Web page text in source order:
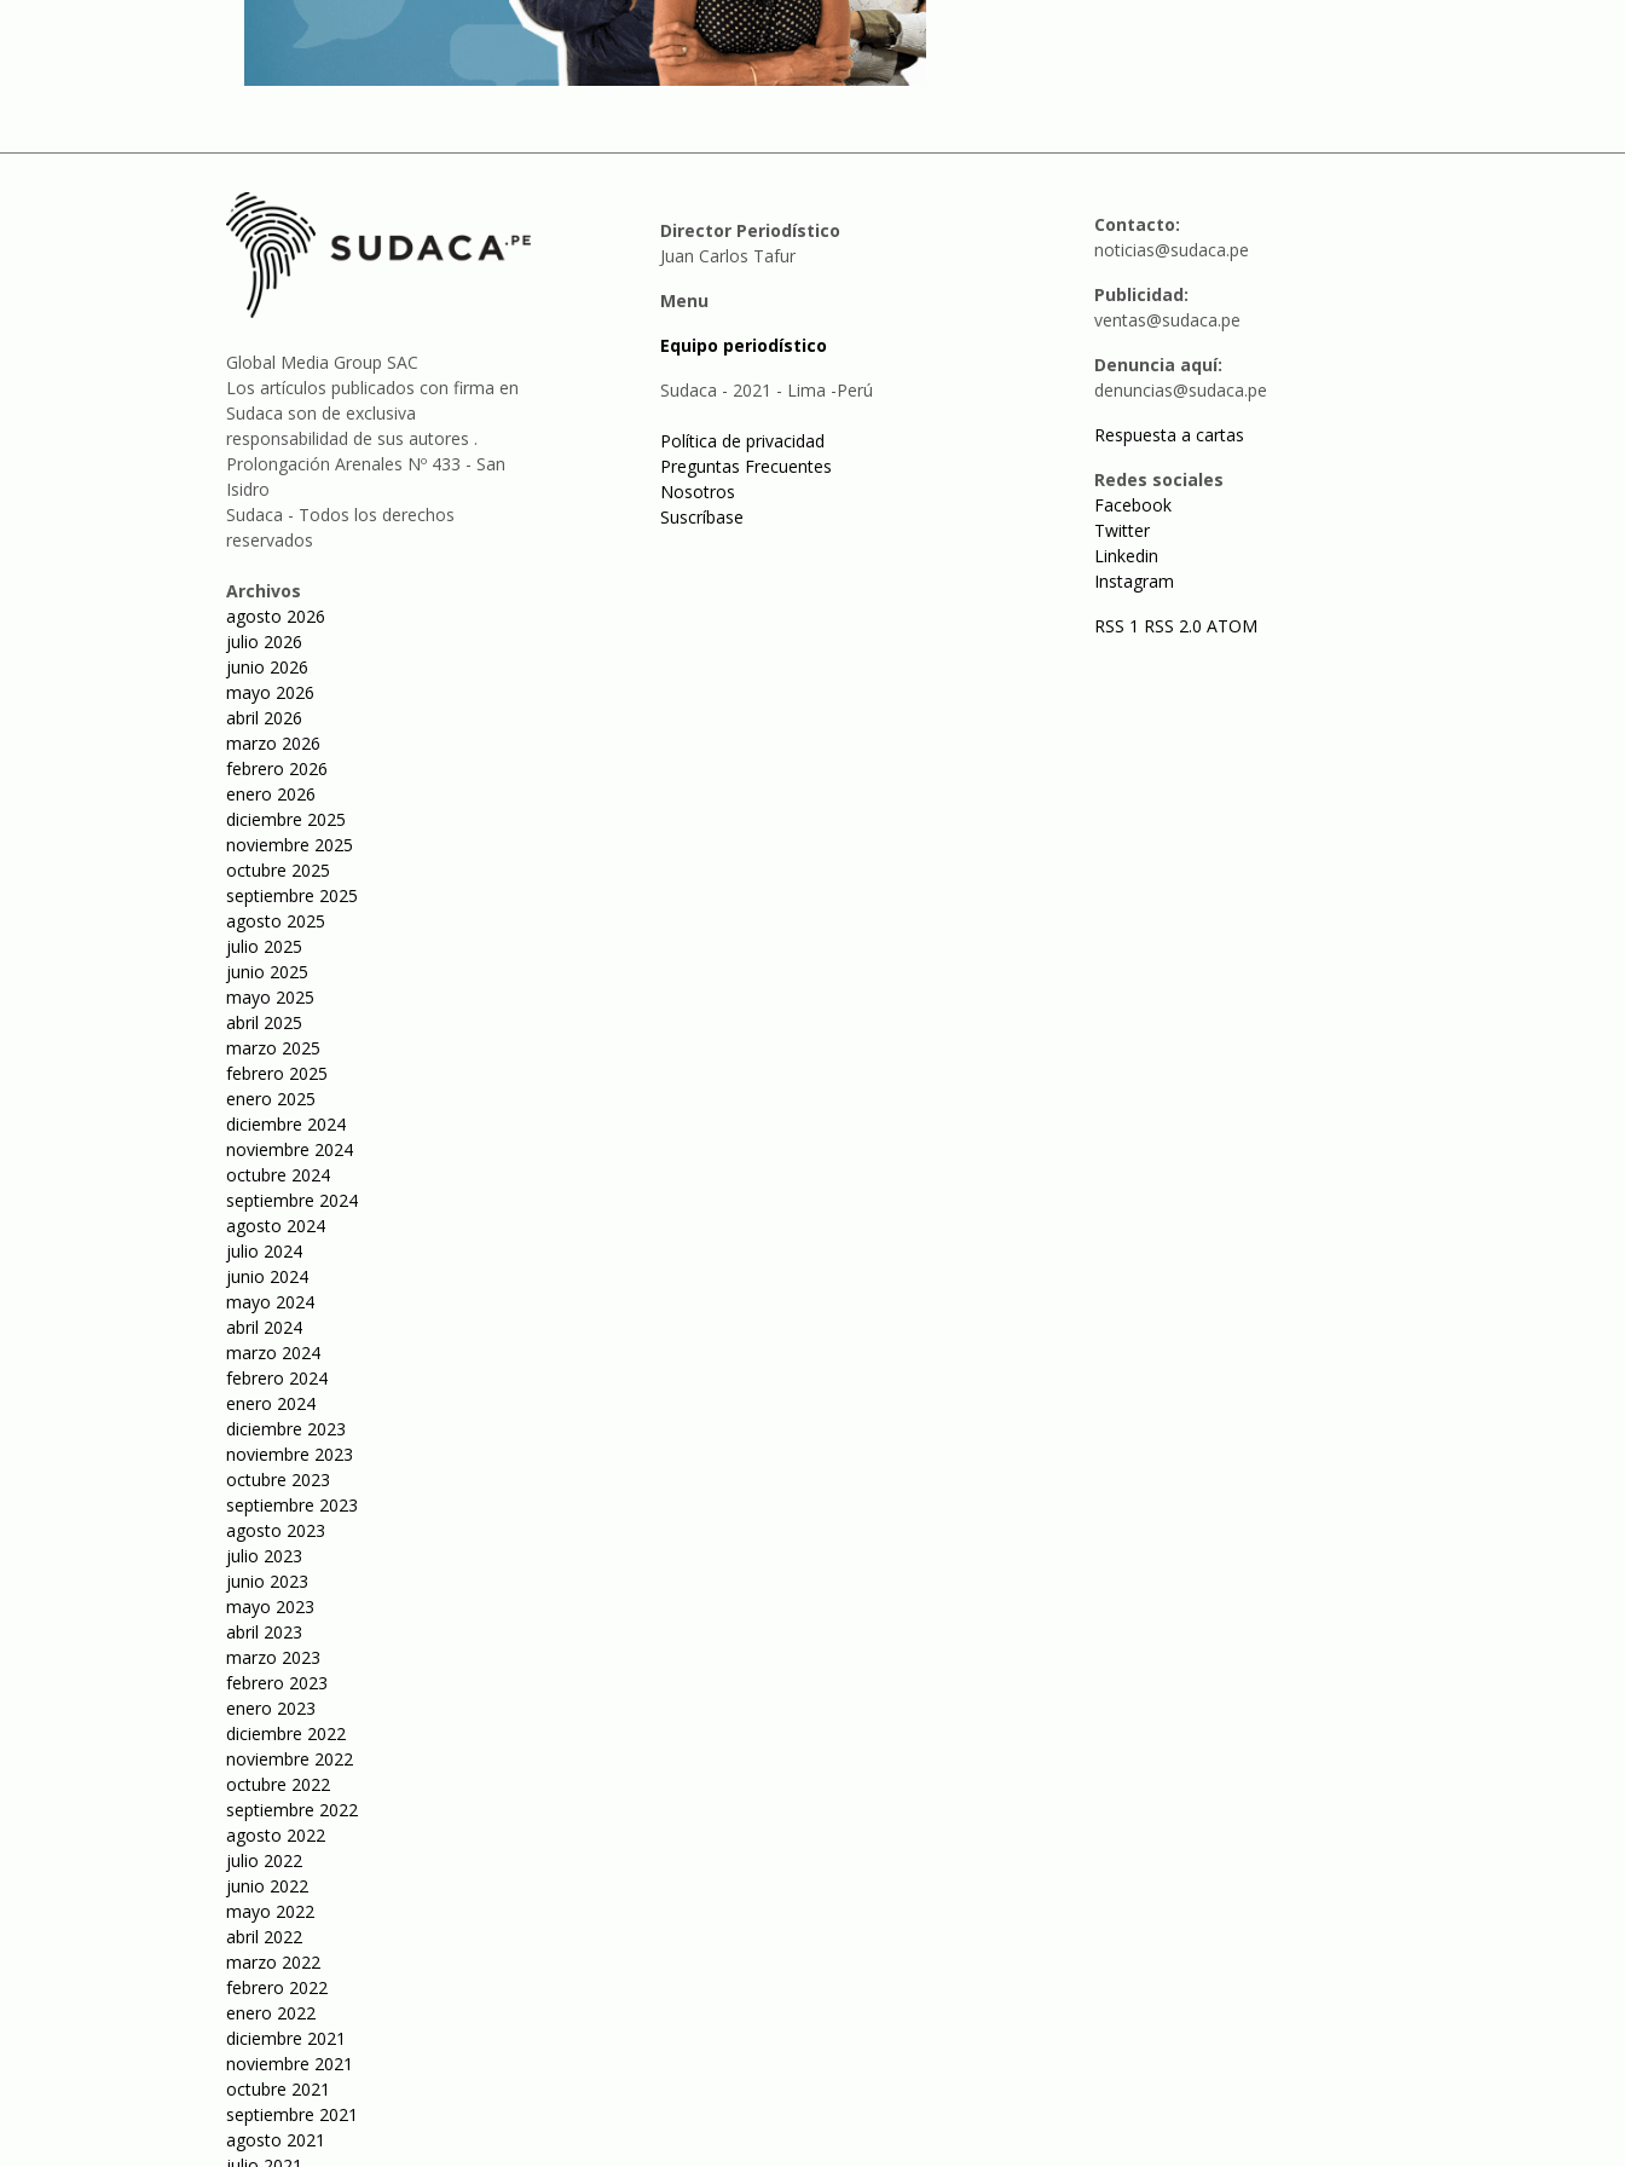
Global Media Group SAC
Los artículos publicados con firma en
Sudaca son de exclusiva
responsabilidad de sus autores .
Prolongación Arenales Nº 433 - San
Isidro
Sudaca - Todos los derechos
reservados
Archivos
agosto 2026
julio 2026
junio 2026
mayo 2026
abril 2026
marzo 2026
febrero 2026
enero 2026
diciembre 2025
noviembre 2025
octubre 2025
septiembre 2025
agosto 2025
julio 2025
junio 2025
mayo 2025
abril 2025
marzo 2025
febrero 2025
enero 2025
diciembre 2024
noviembre 2024
octubre 2024
septiembre 2024
agosto 2024
julio 2024
junio 2024
mayo 2024
abril 2024
marzo 2024
febrero 2024
enero 2024
diciembre 2023
noviembre 2023
octubre 2023
septiembre 2023
agosto 2023
julio 2023
junio 2023
mayo 2023
abril 2023
marzo 2023
febrero 2023
enero 2023
diciembre 2022
noviembre 2022
octubre 2022
septiembre 2022
agosto 2022
julio 2022
junio 2022
mayo 2022
abril 2022
marzo 2022
febrero 2022
enero 2022
diciembre 2021
noviembre 2021
octubre 2021
septiembre 2021
agosto 2021
Director Periodístico
Juan Carlos Tafur
Menu
Equipo periodístico
Sudaca - 2021 - Lima -Perú
Política de privacidad
Preguntas Frecuentes
Nosotros
Suscríbase
Contacto:
noticias@sudaca.pe
Publicidad:
ventas@sudaca.pe
Denuncia aquí:
denuncias@sudaca.pe
Respuesta a cartas
Redes sociales
Facebook
Twitter
Linkedin
Instagram
RSS 1 RSS 2.0 ATOM